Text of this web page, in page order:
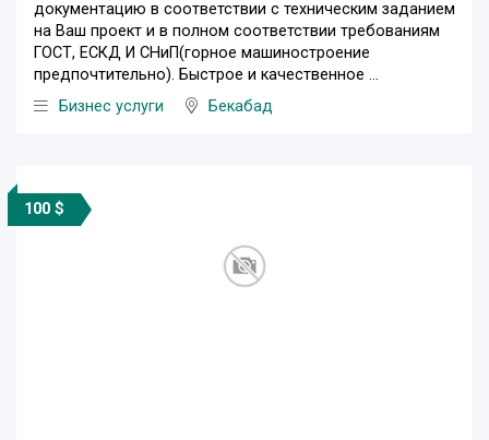
документацию в соответствии с техническим заданием
на Ваш проект и в полном соответствии требованиям
ГОСТ, ЕСКД И СНиП(горное машиностроение
предпочтительно). Быстрое и качественное ...
Бизнес услуги
Бекабад
100 $